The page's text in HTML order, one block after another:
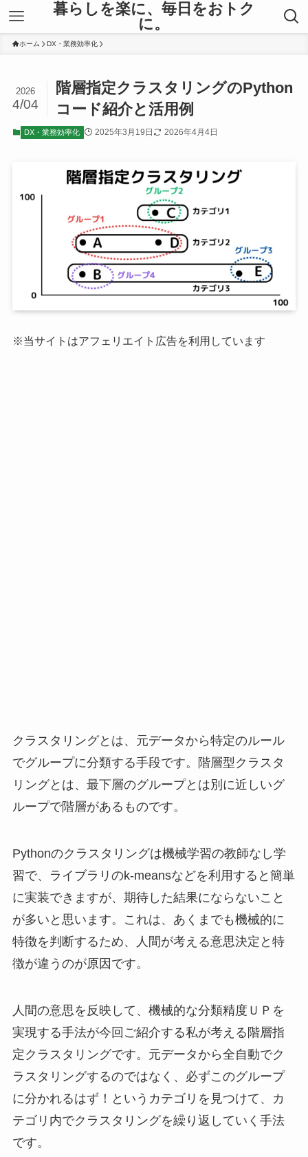
暮らしを楽に、毎日をおトク
に。
ホーム DX・業務効率化
階層指定クラスタリングのPython
コード紹介と活用例
2026
4/04
DX・業務効率化 2025年3月19日 2026年4月4日
※当サイトはアフェリエイト広告を利用しています
クラスタリングとは、元データから特定のルール
でグループに分類する手段です。階層型クラスタ
リングとは、最下層のグループとは別に近しいグ
ループで階層があるものです。
Pythonのクラスタリングは機械学習の教師なし学
習で、ライブラリのk-meansなどを利用すると簡単
に実装できますが、期待した結果にならないこと
が多いと思います。これは、あくまでも機械的に
特徴を判断するため、人間が考える意思決定と特
徴が違うのが原因です。
人間の意思を反映して、機械的な分類精度ＵＰを
実現する手法が今回ご紹介する私が考える階層指
定クラスタリングです。元データから全自動でク
ラスタリングするのではなく、必ずこのグループ
に分かれるはず！というカテゴリを見つけて、カ
テゴリ内でクラスタリングを繰り返していく手法
です。